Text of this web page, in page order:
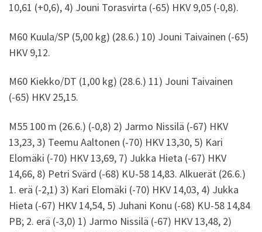
10,61 (+0,6), 4) Jouni Torasvirta (-65) HKV 9,05 (-0,8).
M60 Kuula/SP (5,00 kg) (28.6.) 10) Jouni Taivainen (-65)
HKV 9,12.
M60 Kiekko/DT (1,00 kg) (28.6.) 11) Jouni Taivainen
(-65) HKV 25,15.
M55 100 m (26.6.) (-0,8) 2) Jarmo Nissilä (-67) HKV
13,23, 3) Teemu Aaltonen (-70) HKV 13,30, 5) Kari
Elomäki (-70) HKV 13,69, 7) Jukka Hieta (-67) HKV
14,66, 8) Petri Svärd (-68) KU-58 14,83. Alkuerät (26.6.)
1. erä (-2,1) 3) Kari Elomäki (-70) HKV 14,03, 4) Jukka
Hieta (-67) HKV 14,54, 5) Juhani Konu (-68) KU-58 14,84
PB; 2. erä (-3,0) 1) Jarmo Nissilä (-67) HKV 13,48, 2)